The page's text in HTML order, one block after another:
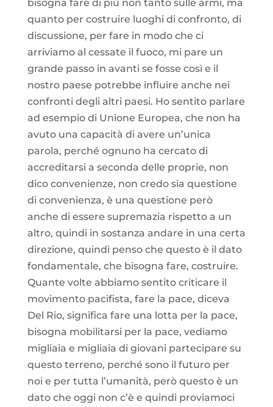
bisogna fare di più non tanto sulle armi, ma
quanto per costruire luoghi di confronto, di
discussione, per fare in modo che ci
arriviamo al cessate il fuoco, mi pare un
grande passo in avanti se fosse così e il
nostro paese potrebbe influire anche nei
confronti degli altri paesi. Ho sentito parlare
ad esempio di Unione Europea, che non ha
avuto una capacità di avere un’unica
parola, perché ognuno ha cercato di
accreditarsi a seconda delle proprie, non
dico convenienze, non credo sia questione
di convenienza, è una questione però
anche di essere supremazia rispetto a un
altro, quindi in sostanza andare in una certa
direzione, quindi penso che questo è il dato
fondamentale, che bisogna fare, costruire.
Quante volte abbiamo sentito criticare il
movimento pacifista, fare la pace, diceva
Del Rio, significa fare una lotta per la pace,
bisogna mobilitarsi per la pace, vediamo
migliaia e migliaia di giovani partecipare su
questo terreno, perché sono il futuro per
noi e per tutta l’umanità, però questo è un
dato che oggi non c’è e quindi proviamoci